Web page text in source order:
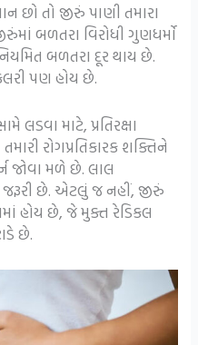
છો તો જીરું પાણી તમારા
બળતરા વિરોધી ગુણધર્મો
બળતરા દૂર થાય છે.
પણ હોય છે.
માટે, પ્રતિરક્ષા
રોગપ્રતિકારક શક્તિને
જોવા મળે છે. લાલ
છે. એટલું જ નહીં, જીરું
હોય છે, જે મુક્ત રેડિકલ
છે.